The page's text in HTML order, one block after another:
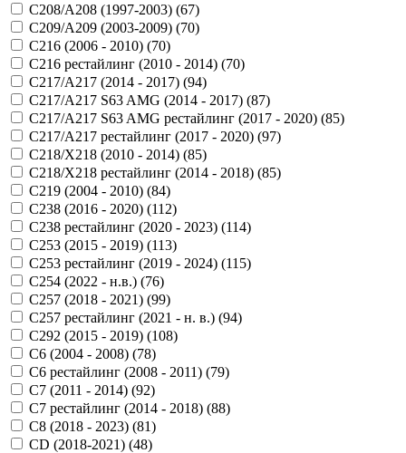
C208/A208 (1997-2003) (67)
C209/A209 (2003-2009) (70)
C216 (2006 - 2010) (70)
C216 рестайлинг (2010 - 2014) (70)
C217/A217 (2014 - 2017) (94)
C217/A217 S63 AMG (2014 - 2017) (87)
C217/A217 S63 AMG рестайлинг (2017 - 2020) (85)
C217/A217 рестайлинг (2017 - 2020) (97)
C218/X218 (2010 - 2014) (85)
C218/X218 рестайлинг (2014 - 2018) (85)
C219 (2004 - 2010) (84)
C238 (2016 - 2020) (112)
C238 рестайлинг (2020 - 2023) (114)
C253 (2015 - 2019) (113)
C253 рестайлинг (2019 - 2024) (115)
C254 (2022 - н.в.) (76)
C257 (2018 - 2021) (99)
C257 рестайлинг (2021 - н. в.) (94)
C292 (2015 - 2019) (108)
C6 (2004 - 2008) (78)
C6 рестайлинг (2008 - 2011) (79)
C7 (2011 - 2014) (92)
C7 рестайлинг (2014 - 2018) (88)
C8 (2018 - 2023) (81)
CD (2018-2021) (48)